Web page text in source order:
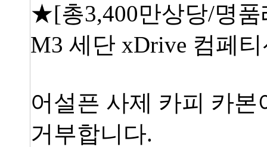
★[총3,400만상당/명
M3 세단 xDrive 컴페
어설픈 사제 카피 카
거부합니다.